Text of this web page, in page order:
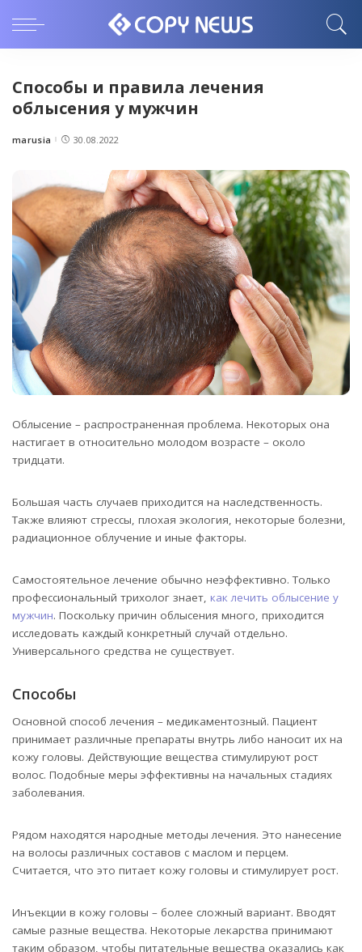
Способы и правила лечения
облысения у мужчин
Posted
marusia 30.08.2022
Облысение – распространенная проблема. Некоторых она
настигает в относительно молодом возрасте – около
тридцати.
Большая часть случаев приходится на наследственность.
Также влияют стрессы, плохая экология, некоторые болезни,
радиационное облучение и иные факторы.
Самостоятельное лечение обычно неэффективно. Только
профессиональный трихолог знает, как лечить облысение у
мужчин. Поскольку причин облысения много, приходится
исследовать каждый конкретный случай отдельно.
Универсального средства не существует.
Способы
Основной способ лечения – медикаментозный. Пациент
принимает различные препараты внутрь либо наносит их на
кожу головы. Действующие вещества стимулируют рост
волос. Подобные меры эффективны на начальных стадиях
заболевания.
Рядом находятся народные методы лечения. Это нанесение
на волосы различных составов с маслом и перцем.
Считается, что это питает кожу головы и стимулирует рост.
Инъекции в кожу головы – более сложный вариант. Вводят
самые разные вещества. Некоторые лекарства принимают
таким образом, чтобы питательные вещества оказались как